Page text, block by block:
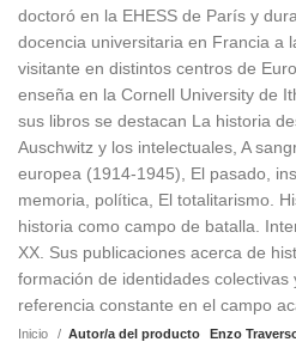
doctoró en la EHESS de París y
docencia universitaria en Francia a
visitante en distintos centros de
enseña en la Cornell University de
sus libros se destacan La historia
Auschwitz y los intelectuales, A
europea (1914-1945), El pasado,
memoria, política, El totalitarismo.
historia como campo de batalla.
XX. Sus publicaciones acerca de
formación de identidades colectivas
referencia constante en el campo
Inicio Autor/a del producto Enzo